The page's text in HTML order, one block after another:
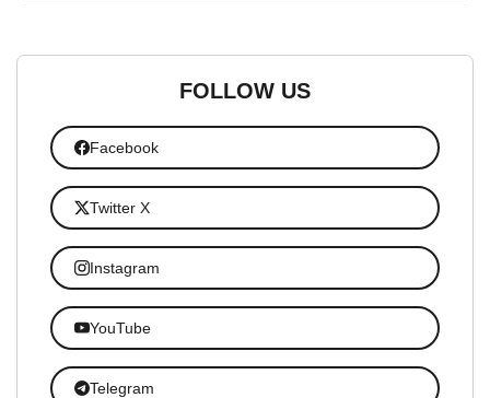
FOLLOW US
Facebook
Twitter X
Instagram
YouTube
Telegram